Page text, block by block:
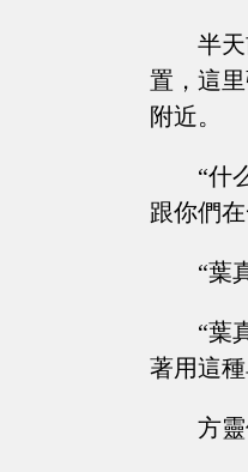
半
置，這
附近。
“什
跟你們
“葉
“葉
著用這
方